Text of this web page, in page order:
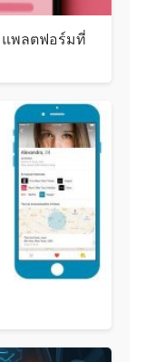
แพลตฟอร์มที่